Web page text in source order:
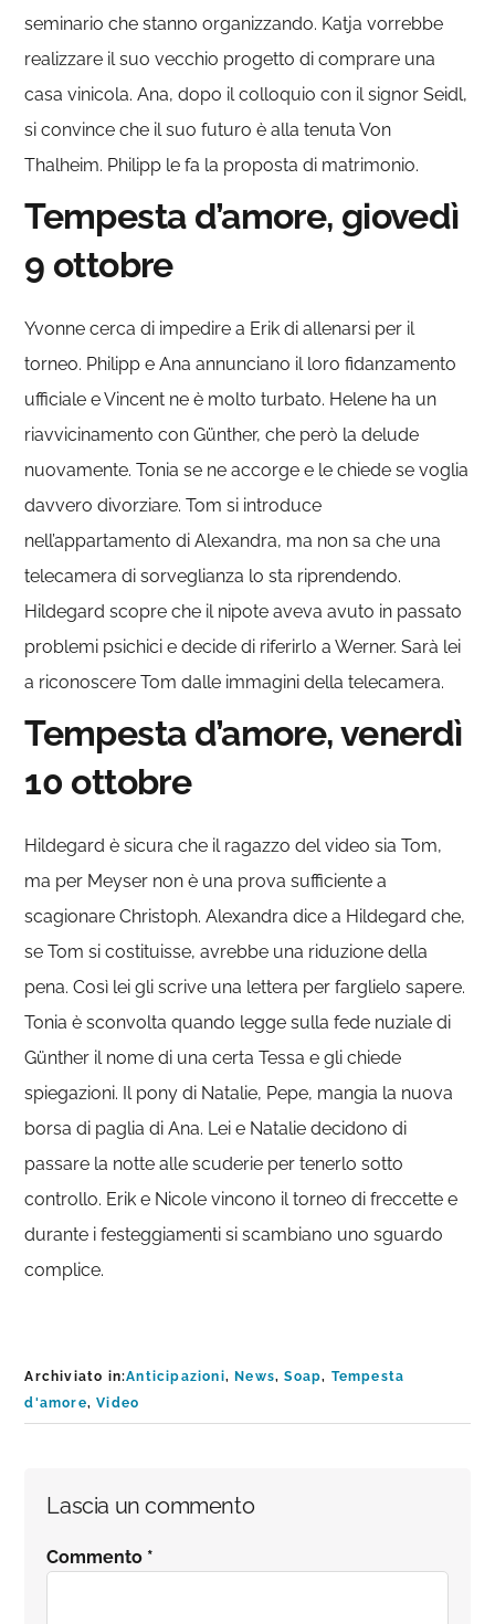
seminario che stanno organizzando. Katja vorrebbe
realizzare il suo vecchio progetto di comprare una
casa vinicola. Ana, dopo il colloquio con il signor Seidl,
si convince che il suo futuro è alla tenuta Von
Thalheim. Philipp le fa la proposta di matrimonio.
Tempesta d’amore, giovedì
9 ottobre
Yvonne cerca di impedire a Erik di allenarsi per il
torneo. Philipp e Ana annunciano il loro fidanzamento
ufficiale e Vincent ne è molto turbato. Helene ha un
riavvicinamento con Günther, che però la delude
nuovamente. Tonia se ne accorge e le chiede se voglia
davvero divorziare. Tom si introduce
nell’appartamento di Alexandra, ma non sa che una
telecamera di sorveglianza lo sta riprendendo.
Hildegard scopre che il nipote aveva avuto in passato
problemi psichici e decide di riferirlo a Werner. Sarà lei
a riconoscere Tom dalle immagini della telecamera.
Tempesta d’amore, venerdì
10 ottobre
Hildegard è sicura che il ragazzo del video sia Tom,
ma per Meyser non è una prova sufficiente a
scagionare Christoph. Alexandra dice a Hildegard che,
se Tom si costituisse, avrebbe una riduzione della
pena. Così lei gli scrive una lettera per farglielo sapere.
Tonia è sconvolta quando legge sulla fede nuziale di
Günther il nome di una certa Tessa e gli chiede
spiegazioni. Il pony di Natalie, Pepe, mangia la nuova
borsa di paglia di Ana. Lei e Natalie decidono di
passare la notte alle scuderie per tenerlo sotto
controllo. Erik e Nicole vincono il torneo di freccette e
durante i festeggiamenti si scambiano uno sguardo
complice.
Archiviato in:Anticipazioni,News,Soap, Tempesta
d'amore,Video
Interazioni
del
Lascia un commento
Commento *